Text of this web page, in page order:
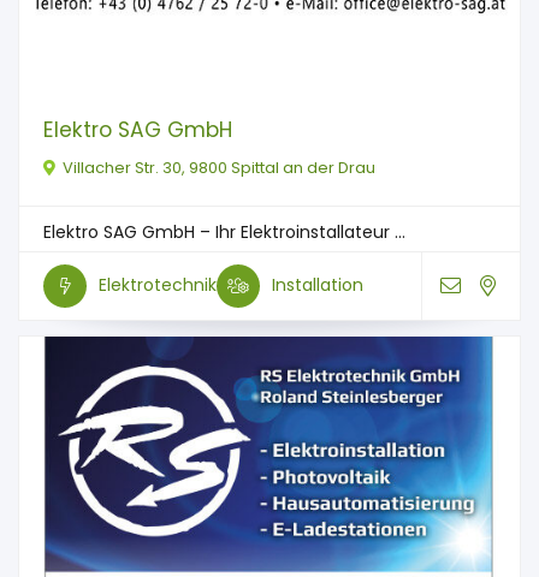
Elektro SAG GmbH
Villacher Str. 30, 9800 Spittal an der Drau
Elektro SAG GmbH – Ihr Elektroinstallateur ...
Elektrotechnik Installation